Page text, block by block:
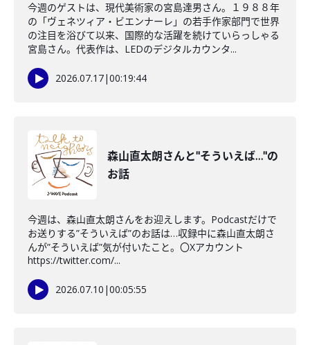
今週のゲストは、現代美術家の宮島達男さん。１９８８年
の「ヴェネツィア・ビエンナーレ」の若手作家部門で世界
の注目を浴びて以来、国際的な活躍を続けていらっしゃる
宮島さん。代表作は、LEDのデジタルカウンタ...
2026.07.17|00:19:44
森山直太朗さんと"そういえば…"の
お話
今週は、森山直太朗さんをお迎えします。Podcastだけで
お送りする”そういえば”のお話は…収録中に森山直太朗さ
んが”そういえば”気が付いたこと。〇Xアカウント
https://twitter.com/...
2026.07.10 |00:05:55